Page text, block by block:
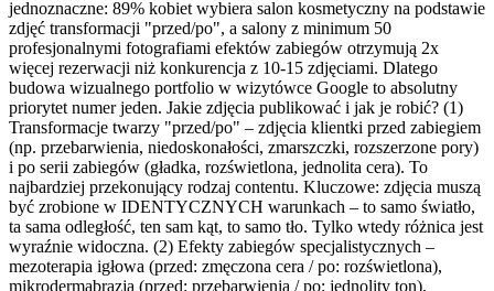
jednoznaczne: 89% kobiet wybiera salon kosmetyczny na podstawie
zdjęć transformacji "przed/po", a salony z minimum 50
profesjonalnymi fotografiami efektów zabiegów otrzymują 2x
więcej rezerwacji niż konkurencja z 10-15 zdjęciami. Dlatego
budowa wizualnego portfolio w wizytówce Google to absolutny
priorytet numer jeden. Jakie zdjęcia publikować i jak je robić? (1)
Transformacje twarzy "przed/po" – zdjęcia klientki przed zabiegiem
(np. przebarwienia, niedoskonałości, zmarszczki, rozszerzone pory)
i po serii zabiegów (gładka, rozświetlona, jednolita cera). To
najbardziej przekonujący rodzaj contentu. Kluczowe: zdjęcia muszą
być zrobione w IDENTYCZNYCH warunkach – to samo światło,
ta sama odległość, ten sam kąt, to samo tło. Tylko wtedy różnica jest
wyraźnie widoczna. (2) Efekty zabiegów specjalistycznych –
mezoterapia igłowa (przed: zmęczona cera / po: rozświetlona),
mikrodermabrazja (przed: przebarwienia / po: jednolity ton),